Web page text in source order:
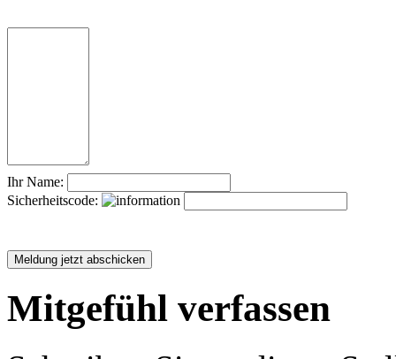
Ihr Name:
Sicherheitscode:
Mitgefühl verfassen